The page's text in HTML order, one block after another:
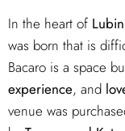
In the heart of Lubin
was born that is
Bacaro is a space
experience, and
venue was